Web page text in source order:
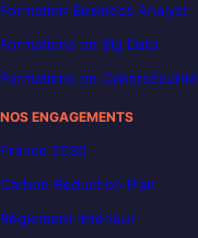
Formation Business Analyst
Formations en Big Data
Formations en Cybersécurité
NOS ENGAGEMENTS
France 2030
Carbon Reduction Plan
Règlement intérieur